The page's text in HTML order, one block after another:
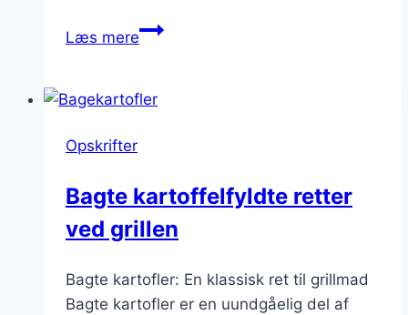
Læs mereBagte
chili
Opskrifter
Bagte kartoffelfyldte retter
ved grillen
Bagte kartofler: En klassisk ret til grillmad
Bagte kartofler er en uundgåelig del af